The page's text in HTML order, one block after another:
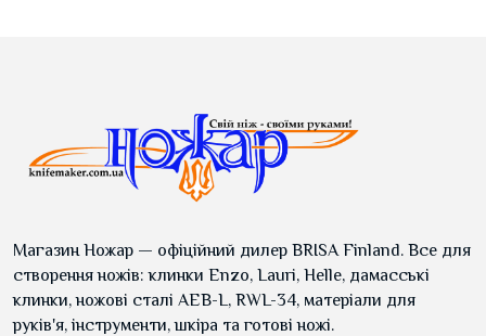
Магазин Ножар — офіційний дилер BRISA Finland. Все для
створення ножів: клинки Enzo, Lauri, Helle, дамасські
клинки, ножові сталі AEB-L, RWL-34, матеріали для
руків'я, інструменти, шкіра та готові ножі.